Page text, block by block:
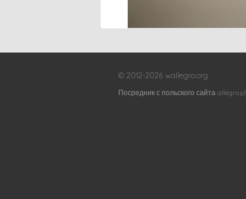
© 2012-2026 wallegro.org
Посредник с польского сайта allegro.pl